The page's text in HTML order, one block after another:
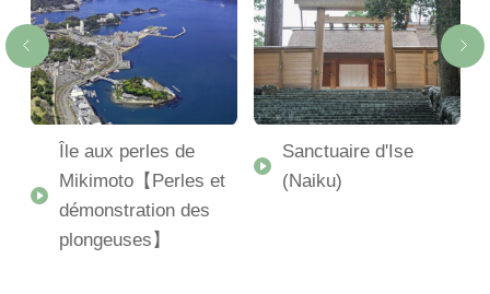
Île aux perles de
Mikimoto【Perles et
démonstration des
plongeuses】
Sanctuaire d'Ise
(Naiku)